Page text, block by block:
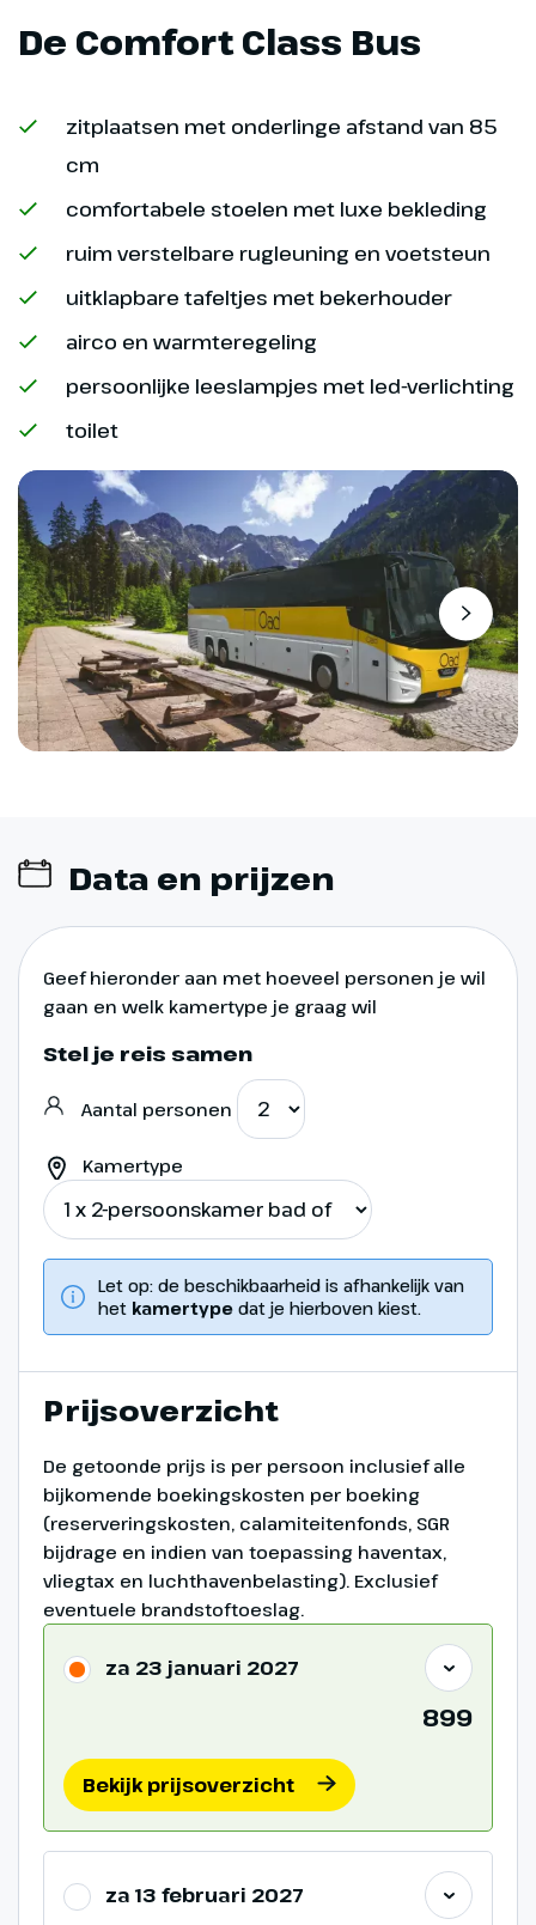
De Comfort Class Bus
zitplaatsen met onderlinge afstand van 85
cm
comfortabele stoelen met luxe bekleding
ruim verstelbare rugleuning en voetsteun
uitklapbare tafeltjes met bekerhouder
airco en warmteregeling
persoonlijke leeslampjes met led-verlichting
toilet
Data en prijzen
Geef hieronder aan met hoeveel personen je wil
gaan en welk kamertype je graag wil
Stel je reis samen
Aantal personen
Kamertype
Let op: de beschikbaarheid is afhankelijk van
het kamertype dat je hierboven kiest.
Prijsoverzicht
De getoonde prijs is per persoon inclusief alle
bijkomende boekingskosten per boeking
(reserveringskosten, calamiteitenfonds, SGR
bijdrage en indien van toepassing haventax,
vliegtax en luchthavenbelasting). Exclusief
eventuele brandstoftoeslag.
za 23 januari 2027
899
Bekijk prijsoverzicht
za 13 februari 2027